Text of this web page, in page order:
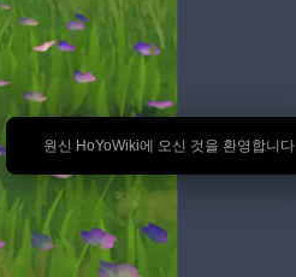
🎉 원신 HoYoWiki에 오신 것을 환영합니다